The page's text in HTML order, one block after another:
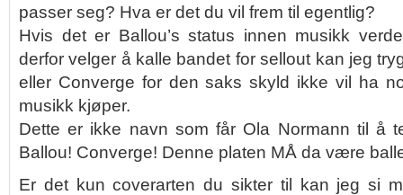
passer seg? Hva er det du vil frem til egentlig?
Hvis det er Ballou’s status innen musikk
derfor velger å kalle bandet for sellout kan jeg
eller Converge for den saks skyld ikke vil ha
musikk kjøper.
Dette er ikke navn som får Ola Normann til å
Ballou! Converge! Denne platen MÅ da være
Er det kun coverarten du sikter til kan jeg si